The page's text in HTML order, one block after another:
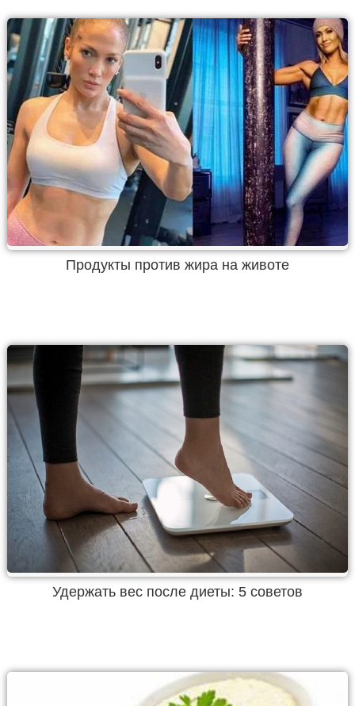
Продукты против жира на животе
Удержать вес после диеты: 5 советов